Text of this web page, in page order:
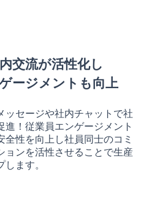
交流が活性化し
ージメントも向上
ッセージや社内チャットで社
進！従業員エンゲージメント
全性を向上し社員同士のコミ
ョンを活性させることで生産
します。